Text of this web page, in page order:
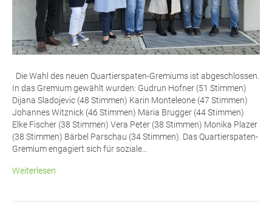
Die Wahl des neu­en Quar­­tier­s­pa­­ten-Gre­­mi­ums ist abge­schlos­sen.
In das Gre­mi­um gewählt wur­den: Gud­run Hof­ner (51 Stim­men)
Dija­na Sla­do­je­vic (48 Stim­men) Karin Mon­te­leo­ne (47 Stim­men)
Johan­nes Witz­nick (46 Stim­men) Maria Brug­ger (44 Stim­men)
Elke Fischer (38 Stim­men) Vera Peter (38 Stim­men) Moni­ka Pla­zer
(38 Stim­men) Bär­bel Par­schau (34 Stim­men). Das Quar­­tier­s­pa­­ten-
Gre­­mi­um enga­giert sich für soziale…
Weiterlesen